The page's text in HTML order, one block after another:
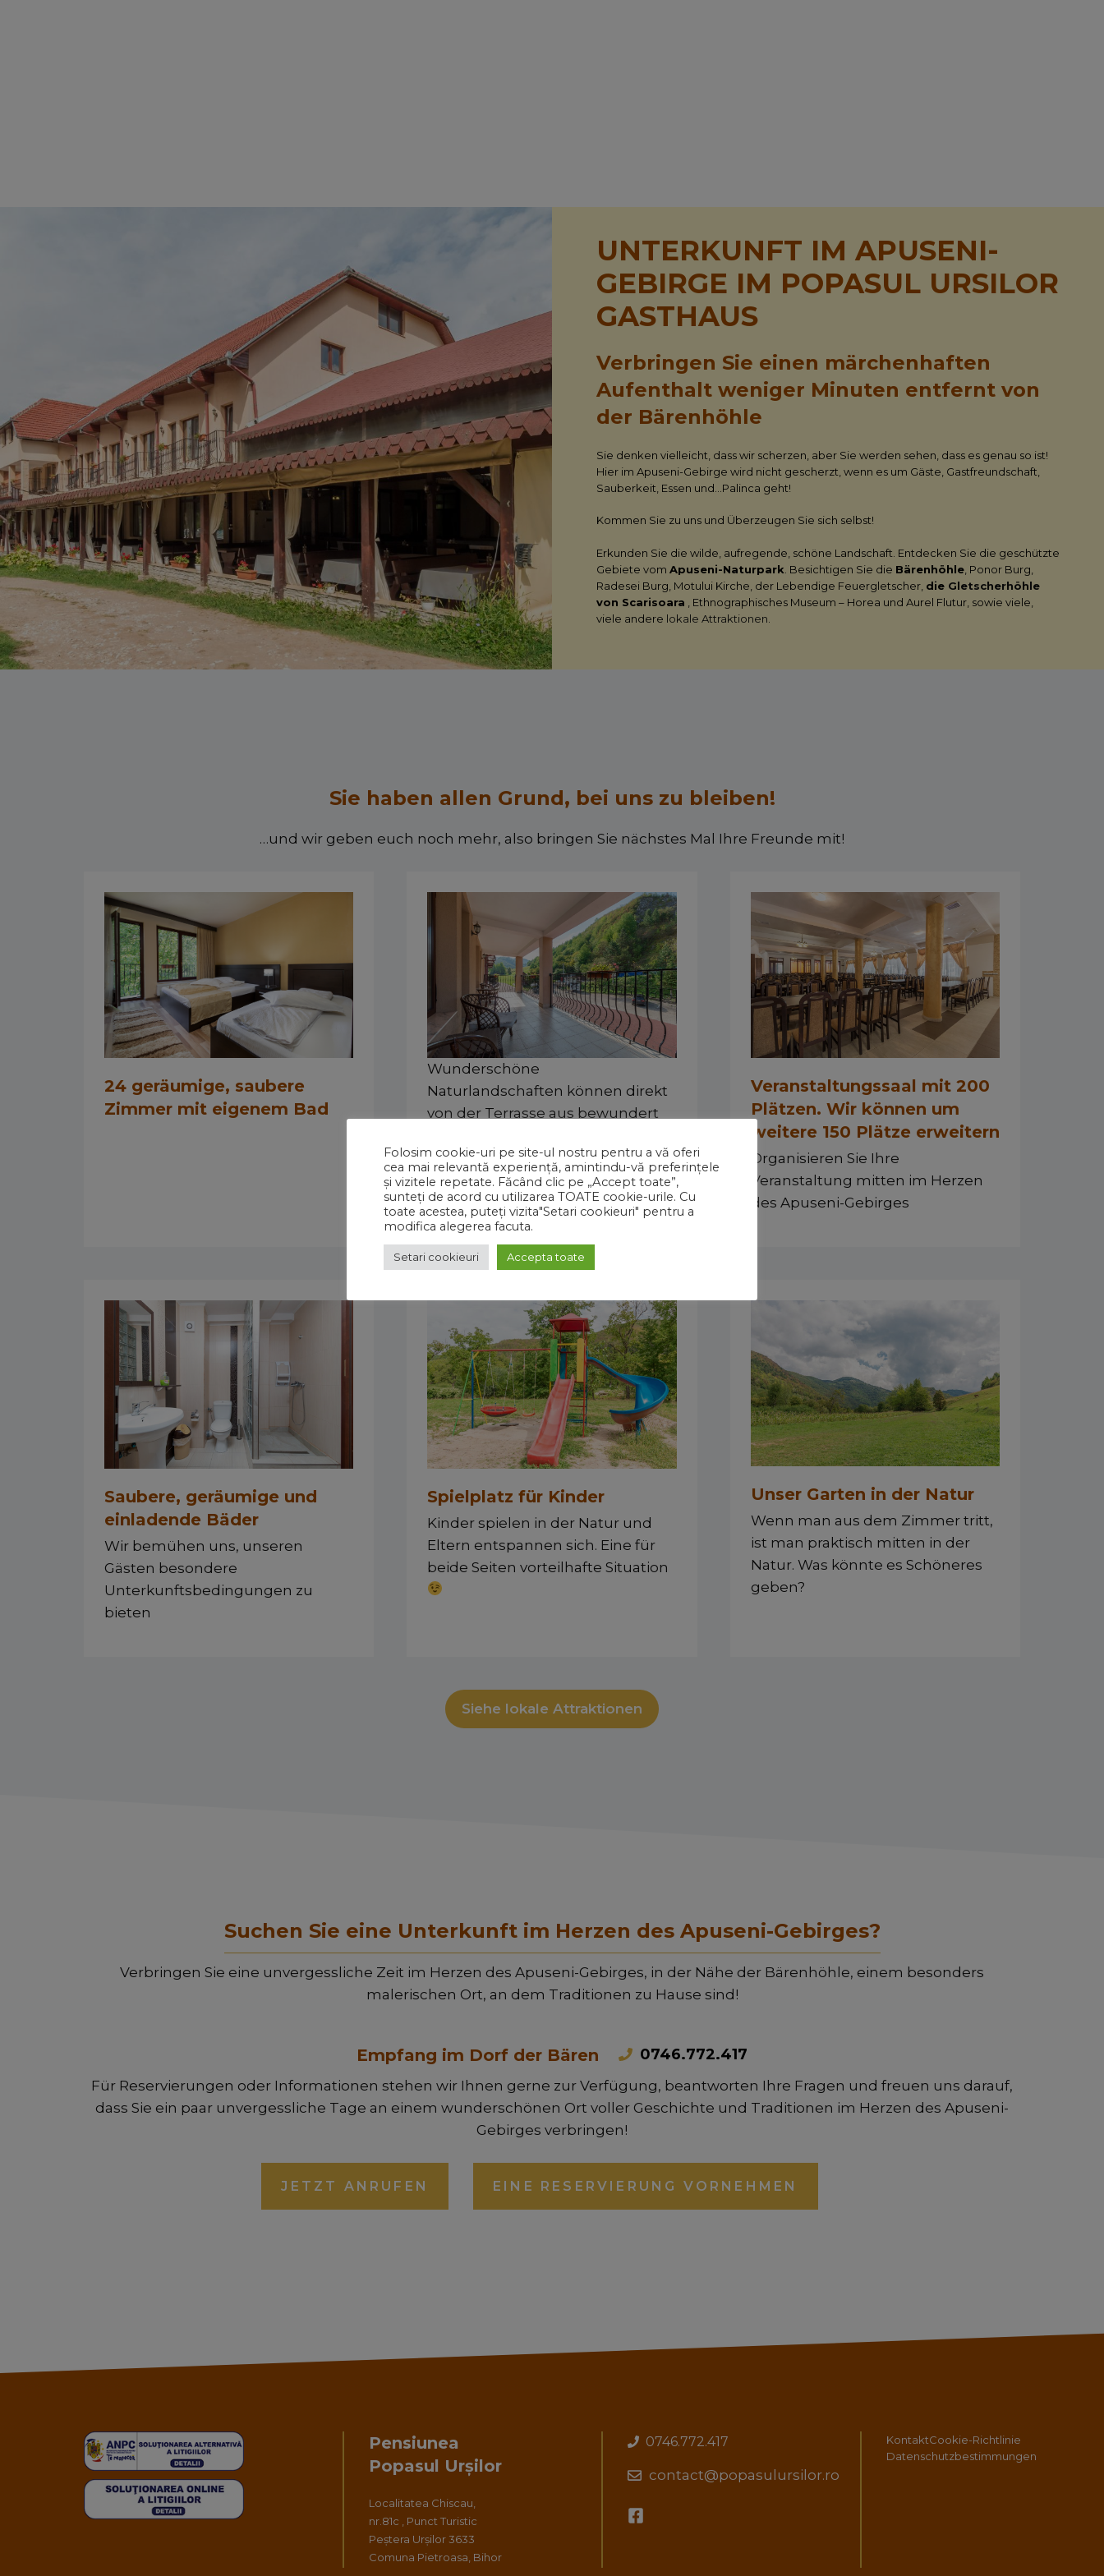
UNTERKUNFT IM APUSENI-
GEBIRGE IM POPASUL URSILOR
GASTHAUS
Verbringen Sie einen märchenhaften
Aufenthalt weniger Minuten entfernt von
der Bärenhöhle
Sie denken vielleicht, dass wir scherzen, aber Sie werden sehen, dass es genau so ist!
Hier im Apuseni-Gebirge wird nicht gescherzt, wenn es um Gäste, Gastfreundschaft,
Sauberkeit, Essen und…Palinca geht!
Kommen Sie zu uns und Überzeugen Sie sich selbst!
Erkunden Sie die wilde, aufregende, schöne Landschaft. Entdecken Sie die geschützte
Gebiete vom Apuseni-Naturpark . Besichtigen Sie die Bärenhöhle, Ponor Burg,
Radesei Burg, Motului Kirche, der Lebendige Feuergletscher, die Gletscherhöhle
von Scarisoara , Ethnographisches Museum – Horea und Aurel Flutur, sowie viele,
viele andere lokale Attraktionen
Sie haben allen Grund, bei uns zu bleiben!
…und wir geben euch noch mehr, also bringen Sie nächstes Mal Ihre Freunde mit!
24 geräumige, saubere
Zimmer mit eigenem Bad
Wunderschöne
Naturlandschaften können direkt
von der Terrasse aus bewundert
Veranstaltungssaal mit 200
Plätzen. Wir können um
weitere 150 Plätze erweitern
Organisieren Sie Ihre
Veranstaltung mitten im Herzen
des Apuseni-Gebirges
Saubere, geräumige und
einladende Bäder
Wir bemühen uns, unseren
Gästen besondere
Unterkunftsbedingungen zu
bieten
Spielplatz für Kinder
Kinder spielen in der Natur und
Eltern entspannen sich. Eine für
beide Seiten vorteilhafte Situation
Unser Garten in der Natur
Wenn man aus dem Zimmer tritt,
ist man praktisch mitten in der
Natur. Was könnte es Schöneres
geben?
Siehe lokale Attraktionen
Suchen Sie eine Unterkunft im Herzen des Apuseni-Gebirges?
Verbringen Sie eine unvergessliche Zeit im Herzen des Apuseni-Gebirges, in der Nähe der Bärenhöhle, einem besonders
malerischen Ort, an dem Traditionen zu Hause sind!
Empfang im Dorf der Bären 0746.772.417
Für Reservierungen oder Informationen stehen wir Ihnen gerne zur Verfügung, beantworten Ihre Fragen und freuen uns darauf,
dass Sie ein paar unvergessliche Tage an einem wunderschönen Ort voller Geschichte und Traditionen im Herzen des Apuseni-
Gebirges verbringen!
JETZT ANRUFEN EINE RESERVIERUNG VORNEHMEN
Pensiunea
Popasul Urșilor
Localitatea Chiscau,
nr.81c , Punct Turistic
Peștera Urșilor 3633
Comuna Pietroasa, Bihor
0746.772.417
contact@popasulursilor.ro
KontaktCookie-Richtlinie
Datenschutzbestimmungen
Folosim cookie-uri pe site-ul nostru pentru a vă oferi
cea mai relevantă experiență, amintindu-vă preferințele
și vizitele repetate. Făcând clic pe „Accept toate”,
sunteți de acord cu utilizarea TOATE cookie-urile. Cu
toate acestea, puteți vizita"Setari cookieuri" pentru a
modifica alegerea facuta.
Setari cookieuri Accepta toate